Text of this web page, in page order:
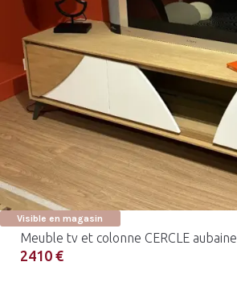
Visible en magasin
Meuble tv et colonne CERCLE aubaine
2410 €